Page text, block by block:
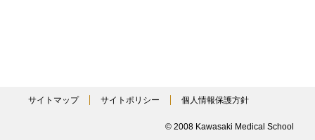
サイトマップ サイトポリシー 個人情報保護方針
© 2008 Kawasaki Medical School